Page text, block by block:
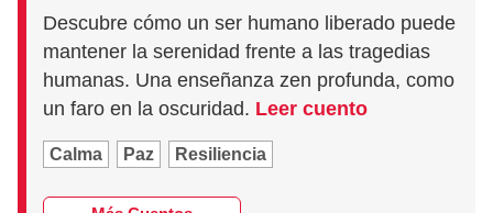
Descubre cómo un ser humano liberado puede
mantener la serenidad frente a las tragedias
humanas. Una enseñanza zen profunda, como
un faro en la oscuridad. Leer cuento
Calma Paz Resiliencia